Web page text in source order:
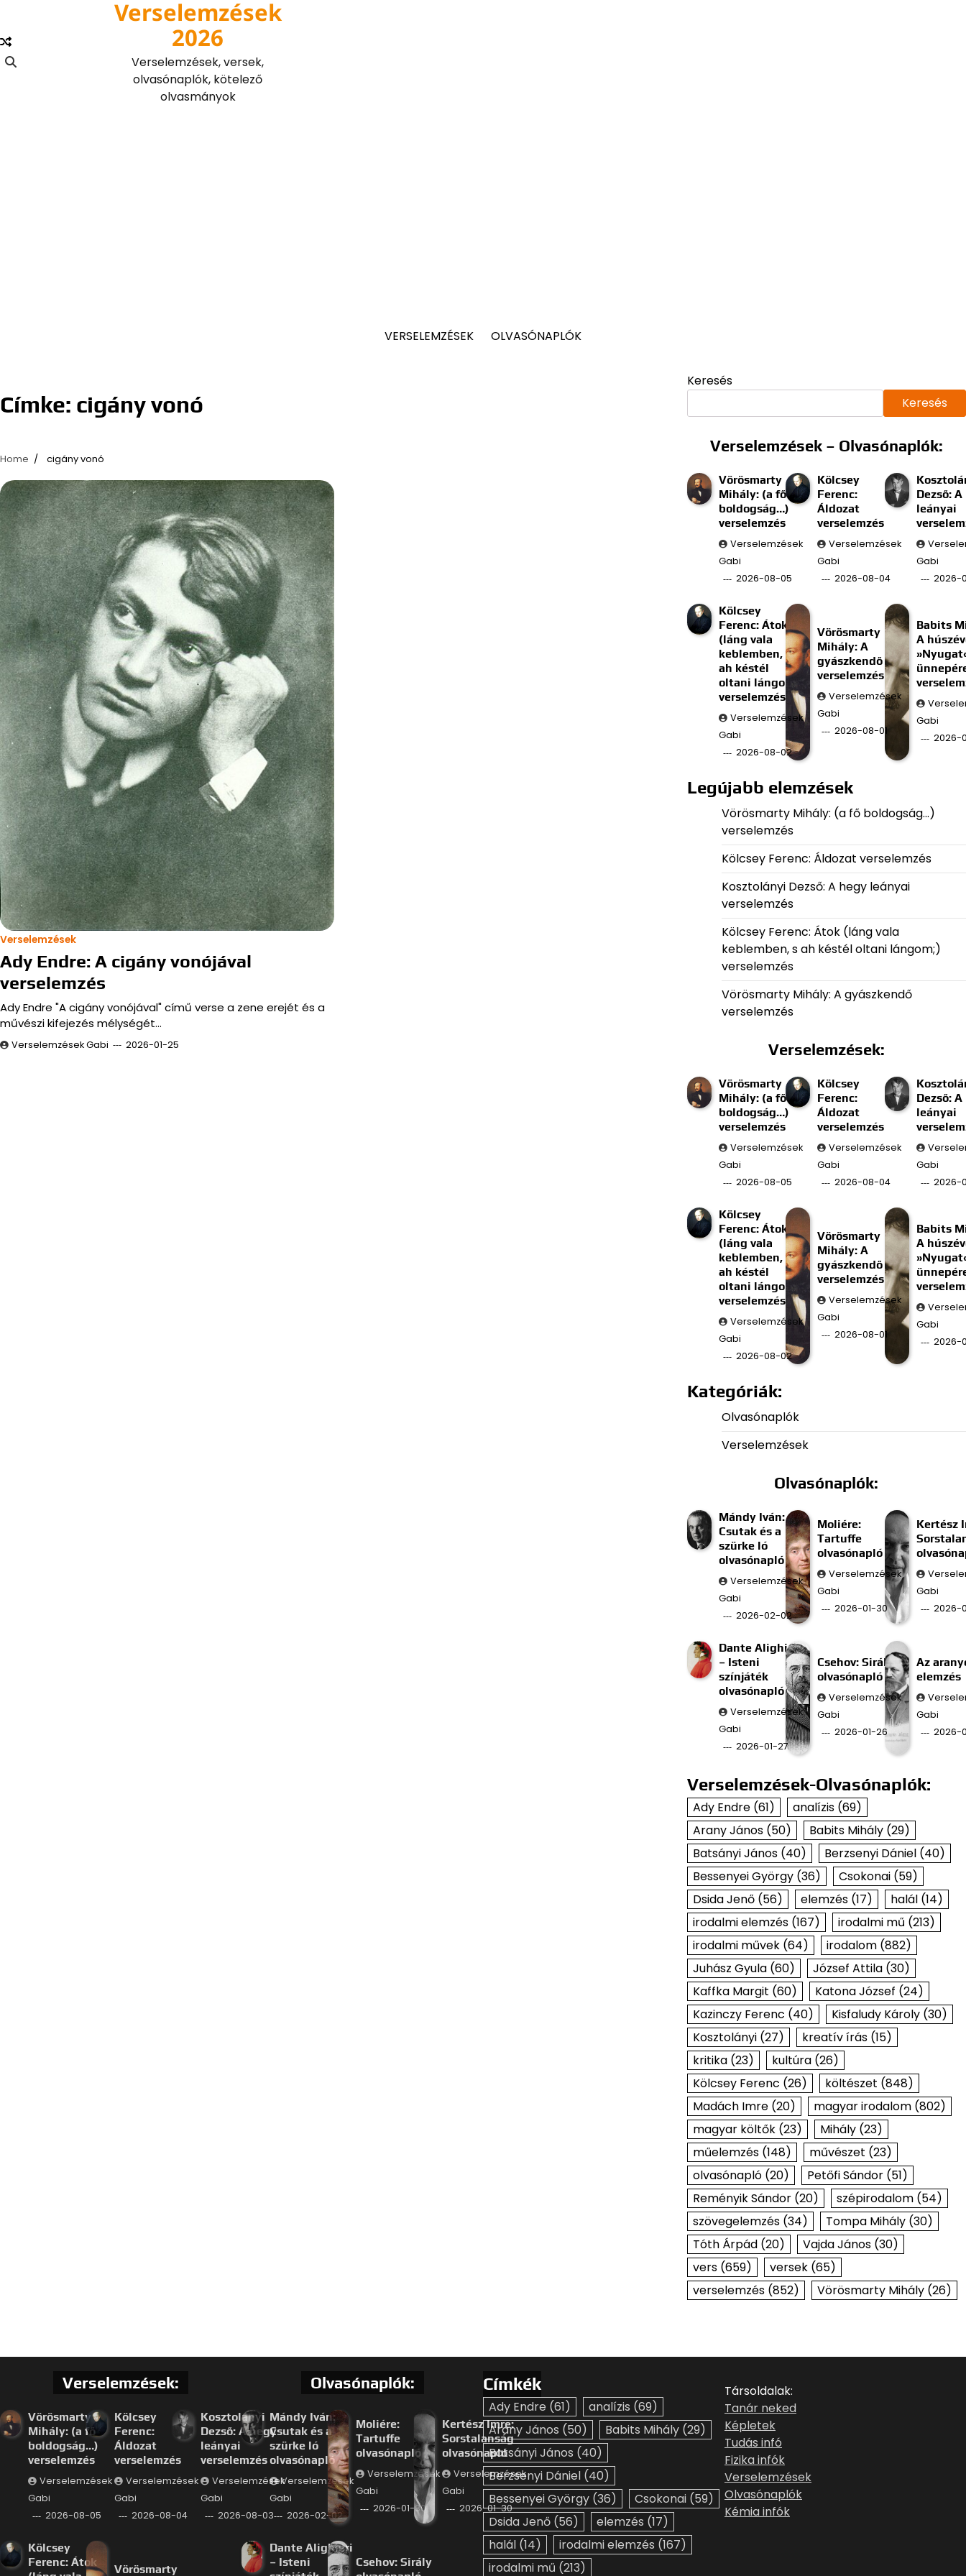
content
Verselemzések
2026
Verselemzések, versek,
olvasónaplók, kötelező
olvasmányok
VERSELEMZÉSEK OLVASÓNAPLÓK
Címke: cigány vonó
Home cigány vonó
Verselemzések
Ady Endre: A cigány vonójával
verselemzés
Ady Endre "A cigány vonójával" című verse a zene erejét és a
művészi kifejezés mélységét…
Verselemzések Gabi 2026-01-25
Keresés
Keresés
Verselemzések – Olvasónaplók:
Vörösmarty
Mihály: (a fő
boldogság…)
verselemzés
Verselemzések
Gabi
2026-08-05
Kölcsey
Ferenc:
Áldozat
verselemzés
Verselemzések
Gabi
2026-08-04
Dezső:
leányai
Gabi
2026-
Kölcsey
Ferenc: Átok
(láng vala
keblemben, s
ah késtél
oltani lángom;)
verselemzés
Verselemzések
Gabi
2026-08-02
Vörösmarty
Mihály: A
gyászkendő
verselemzés
Verselemzések
Gabi
2026-08-01
Babits
A
Gabi
2026-
Legújabb elemzések
Vörösmarty Mihály: (a fő boldogság…)
verselemzés
Kölcsey Ferenc: Áldozat verselemzés
Kosztolányi Dezső: A hegy leányai
verselemzés
Kölcsey Ferenc: Átok (láng vala
keblemben, s ah késtél oltani lángom;)
verselemzés
Vörösmarty Mihály: A gyászkendő
verselemzés
Verselemzések:
Vörösmarty
Mihály: (a fő
boldogság…)
verselemzés
Verselemzések
Gabi
2026-08-05
Kölcsey
Ferenc:
Áldozat
verselemzés
Verselemzések
Gabi
2026-08-04
Dezső:
leányai
Gabi
2026-
Kölcsey
Ferenc: Átok
(láng vala
keblemben, s
ah késtél
oltani lángom;)
verselemzés
Verselemzések
Gabi
2026-08-02
Vörösmarty
Mihály: A
gyászkendő
verselemzés
Verselemzések
Gabi
2026-08-01
Babits
A
Gabi
2026-
Kategóriák:
Olvasónaplók
Verselemzések
Olvasónaplók:
Mándy Iván:
Csutak és a
szürke ló
olvasónapló
Verselemzések
Gabi
2026-02-02
Moliére:
Tartuffe
olvasónapló
Verselemzések
Gabi
2026-01-30
Kertész
Gabi
2026-
Dante Alighieri
– Isteni
színjáték
olvasónapló
Verselemzések
Gabi
2026-01-27
Csehov: Sirály
olvasónapló
Verselemzések
Gabi
2026-01-26
Az
elemzés
Gabi
2026-
Verselemzések-Olvasónaplók:
Ady Endre(61) analízis(69)
Arany János(50) Babits Mihály(29)
Batsányi János(40) Berzsenyi Dániel(40)
Bessenyei György(36) Csokonai(59)
Dsida Jenő(56) elemzés(17) halál(14)
irodalmi elemzés(167) irodalmi mű (213)
irodalmi művek(64) irodalom(882)
Juhász Gyula(60) József Attila(30)
Kaffka Margit (60) Katona József (24)
Kazinczy Ferenc (40) Kisfaludy Károly(30)
Kosztolányi(27) kreatív írás(15)
kritika(23) kultúra(26)
Kölcsey Ferenc (26) költészet (848)
Madách Imre(20) magyar irodalom(802)
magyar költők(23) Mihály(23)
műelemzés(148) művészet (23)
olvasónapló(20) Petőfi Sándor(51)
Reményik Sándor(20) szépirodalom(54)
szövegelemzés(34) Tompa Mihály(30)
Tóth Árpád(20) Vajda János(30)
vers(659) versek(65)
verselemzés(852) Vörösmarty Mihály(26)
Verselemzések:
Vörösmarty
Mihály: (a fő
boldogság…)
verselemzés
Verselemzések
Gabi
2026-08-05
Kölcsey
Ferenc:
Áldozat
verselemzés
Verselemzések
Gabi
2026-08-04
Kosztolányi
Dezső: A hegy
leányai
verselemzés
Verselemzések
Gabi
2026-08-03
Kölcsey
Ferenc: Átok
Vörösmarty
Olvasónaplók:
Mándy Iván:
Csutak és a
szürke ló
olvasónapló
Verselemzések
Gabi
2026-02-02
Moliére:
Tartuffe
olvasónapló
Verselemzések
Gabi
2026-01-30
Kertész Imre:
Sorstalanság
olvasónapló
Verselemzések
Gabi
2026-01-30
Dante Alighieri
– Isteni
Csehov: Sirály
Címkék
Ady Endre (61) analízis (69)
Arany János (50) Babits Mihály (29)
Batsányi János (40)
Berzsenyi Dániel (40)
Bessenyei György (36) Csokonai (59)
Dsida Jenő (56) elemzés (17)
halál (14) irodalmi elemzés (167)
irodalmi mű (213)
Társoldalak:
Tanár neked
Képletek
Tudás infó
Fizika infók
Verselemzések
Olvasónaplók
Kémia infók